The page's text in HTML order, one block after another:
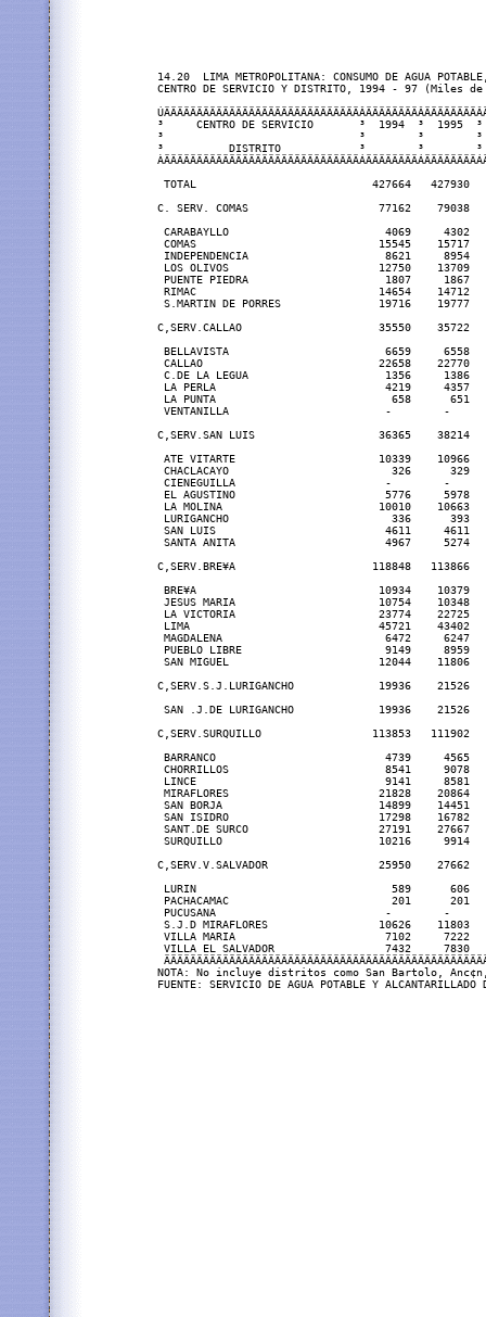
14.20  LIMA METROPOLITANA: CONSUMO DE AGUA
CENTRO DE SERVICIO Y DISTRITO, 1994 - 97 (Miles de
³     CENTRO DE SERVICIO       ³  1994
³                              ³        ³        ³
³          DISTRITO            ³        ³        ³
TOTAL                           427664   427930
C. SERV. COMAS                    77162
CARABAYLLO                        4069
COMAS                            15545    15717
INDEPENDENCIA                     8621
LOS OLIVOS                       12750    13709
PUENTE PIEDRA                     1807
RIMAC                            14654    14712
S.MARTIN DE PORRES               19716
C,SERV.CALLAO                     35550
BELLAVISTA                        6659
CALLAO                           22658    22770
C.DE LA LEGUA                     1356
LA PERLA                          4219     4357
LA PUNTA                           658
VENTANILLA                        -        -
C,SERV.SAN LUIS                   36365
ATE VITARTE                      10339    10966
CHACLACAYO                         326
CIENEGUILLA                       -        -
EL AGUSTINO                       5776
LA MOLINA                        10010
LURIGANCHO                         336
SAN LUIS                          4611     4611
SANTA ANITA                       4967
C,SERV.BRE¥A                     118848
BRE¥A                            10934    10379
JESUS MARIA                      10754
LA VICTORIA                      23774    22725
LIMA                             45721    43402
MAGDALENA                         6472
PUEBLO LIBRE                      9149
SAN MIGUEL                       12044
C,SERV.S.J.LURIGANCHO             19936
SAN .J.DE LURIGANCHO             19936
C,SERV.SURQUILLO                 113853
BARRANCO                          4739
CHORRILLOS                        8541
LINCE                             9141     8581
MIRAFLORES                       21828    20864
SAN BORJA                        14899    14451
SAN ISIDRO                       17298    16782
SANT.DE SURCO                    27191
SURQUILLO                        10216
C,SERV.V.SALVADOR                 25950
LURIN                              589      606
PACHACAMAC                         201
PUCUSANA                          -        -
S.J.D MIRAFLORES                 10626
VILLA MARIA                       7102
VILLA EL SALVADOR                 7432
NOTA: No incluye distritos como San Bartolo,